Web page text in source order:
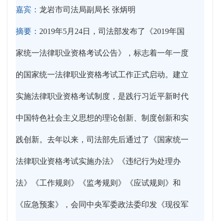
嘉宾： 龙岩市司法局副局长 张炳明
摘要： 2019年5月24日，司法部发布了《2019年国
家统一法律职业资格考试公告》，标志着一年一度
的国家统一法律职业资格考试工作正式启动。建立
实施法律职业资格考试制度，是践行习近平新时代
中国特色社会主义思想的理论创新、制度创新和实
践创新。去年以来，司法部先后通过了《国家统一
法律职业资格考试实施办法》《违纪行为处理办
法》《工作规则》《监考规则》《应试规则》和
《应急预案》，会同中央军委政法委印发《现役军